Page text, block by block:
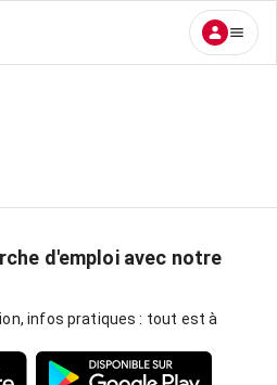
d'emploi avec notre
infos pratiques : tout est à